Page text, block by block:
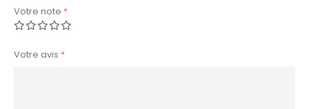
Votre note *
Votre avis *